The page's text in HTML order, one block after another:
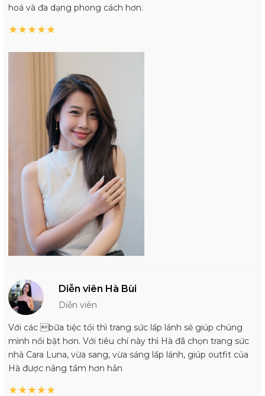
hoá và đa dạng phong cách hơn.
★★★★★
Diễn viên Hà Bùi
Diễn viên
Với các bữa tiệc tối thì trang sức lấp lánh sẽ giúp chúng
mình nổi bật hơn. Với tiêu chí này thì Hà đã chọn trang sức
nhà Cara Luna, vừa sang, vừa sáng lấp lánh, giúp outfit của
Hà được nâng tầm hơn hẳn
★★★★★